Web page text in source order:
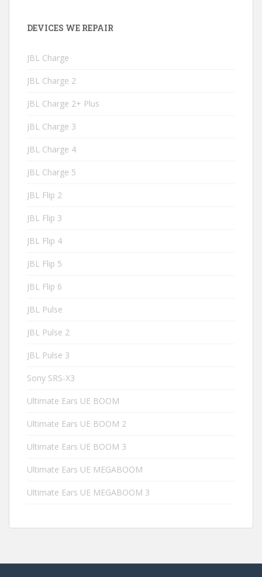
DEVICES WE REPAIR
JBL Charge
JBL Charge 2
JBL Charge 2+ Plus
JBL Charge 3
JBL Charge 4
JBL Charge 5
JBL Flip 2
JBL Flip 3
JBL Flip 4
JBL Flip 5
JBL Flip 6
JBL Pulse
JBL Pulse 2
JBL Pulse 3
Sony SRS-X3
Ultimate Ears UE BOOM
Ultimate Ears UE BOOM 2
Ultimate Ears UE BOOM 3
Ultimate Ears UE MEGABOOM
Ultimate Ears UE MEGABOOM 3